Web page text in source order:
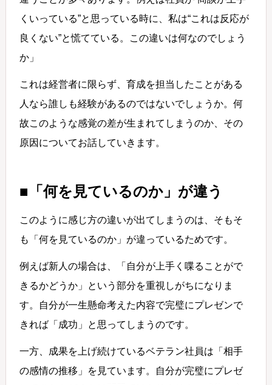
くいっている”と思っている時に、私は“これは反応が
良くない”と慌てている。この違いは何なのでしょう
か」
これは経営者に限らず、育成を担当したことがある
人なら誰しも経験があるのではないでしょうか。何
故このような感覚の差が生まれてしまうのか、その
原因についてお話していきます。
■「何を見ているのか」が違う
このように感じ方の違いが出てしまうのは、そもそ
も「何を見ているのか」が違っているためです。
例えば新人の場合は、「自分が上手く喋ることがで
きるかどうか」という部分を重視しがちになりま
す。自分が一生懸命考えた内容で完璧にプレゼンで
きれば「成功」と思ってしまうのです。
一方、成果を上げ続けているベテラン社員は「相手
の感情の推移」を見ています。自分が完璧にプレゼ